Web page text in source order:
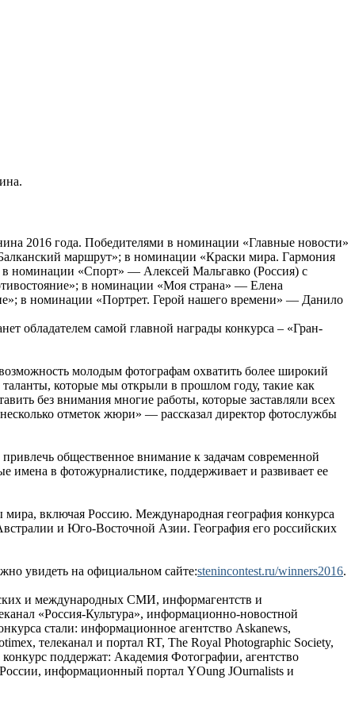
2016 года. Победителями в номинации «Главные новости»
маршрут»; в номинации «Краски мира. Гармония
номинации «Спорт» — Алексей Мальгавко (Россия) с
в номинации «Моя страна» — Елена
в номинации «Портрет. Герой нашего времени» — Данило
обладателем самой главной награды конкурса – «Гран-
молодым фотографам охватить более широкий
которые мы открыли в прошлом году, такие как
без внимания многие работы, которые заставляли всех
отметок жюри» — рассказал директор фотослужбы
общественное внимание к задачам современной
имена в фотожурналистике, поддерживает и развивает ее
включая Россию. Международная география конкурса
и Юго-Восточной Азии. География его российских
увидеть на официальном сайте:stenincontest.ru/winners2016.
и международных СМИ, информагентств и
«Россия-Культура», информационно-новостной
стали: информационное агентство Askanews,
телеканал и портал RT, The Royal Photographic Society,
поддержат: Академия Фотографии, агентство
информационный портал YOung JOurnalists и